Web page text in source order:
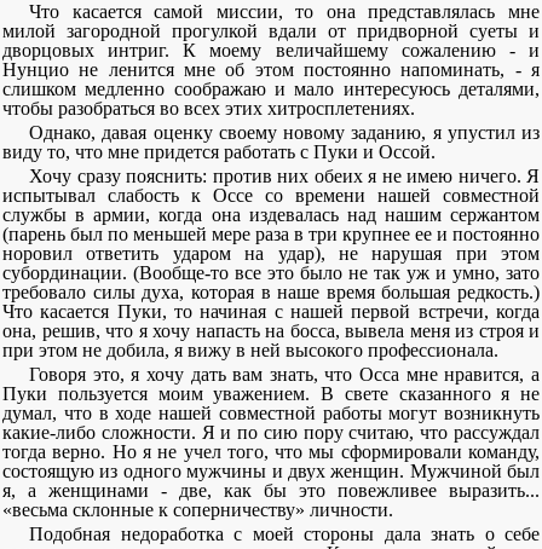
Что касается самой миссии, то она представлялась мне
милой загородной прогулкой вдали от придворной суеты и
дворцовых интриг. К моему величайшему сожалению - и
Нунцио не ленится мне об этом постоянно напоминать, - я
слишком медленно соображаю и мало интересуюсь деталями,
чтобы разобраться во всех этих хитросплетениях.
Однако, давая оценку своему новому заданию, я упустил из
виду то, что мне придется работать с Пуки и Оссой.
Хочу сразу пояснить: против них обеих я не имею ничего. Я
испытывал слабость к Оссе со времени нашей совместной
службы в армии, когда она издевалась над нашим сержантом
(парень был по меньшей мере раза в три крупнее ее и постоянно
норовил ответить ударом на удар), не нарушая при этом
субординации. (Вообще-то все это было не так уж и умно, зато
требовало силы духа, которая в наше время большая редкость.)
Что касается Пуки, то начиная с нашей первой встречи, когда
она, решив, что я хочу напасть на босса, вывела меня из строя и
при этом не добила, я вижу в ней высокого профессионала.
Говоря это, я хочу дать вам знать, что Осса мне нравится, а
Пуки пользуется моим уважением. В свете сказанного я не
думал, что в ходе нашей совместной работы могут возникнуть
какие-либо сложности. Я и по сию пору считаю, что рассуждал
тогда верно. Но я не учел того, что мы сформировали команду,
состоящую из одного мужчины и двух женщин. Мужчиной был
я, а женщинами - две, как бы это повежливее выразить...
«весьма склонные к соперничеству» личности.
Подобная недоработка с моей стороны дала знать о себе